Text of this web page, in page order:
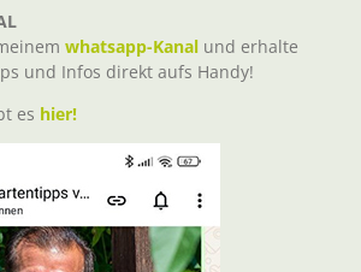
whatsapp-Kanal und erhalte
und Infos direkt aufs Handy!
es hier!